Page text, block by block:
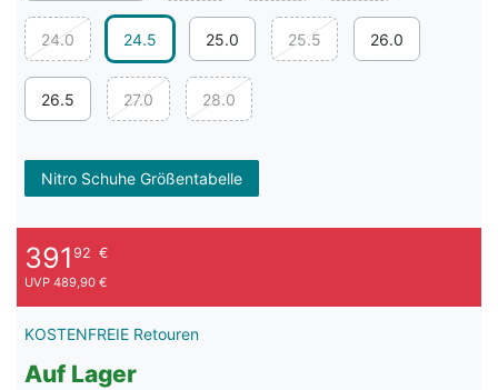
24.0 24.5 25.0 25.5 26.0
26.5 27.0 28.0
Nitro Schuhe Größentabelle
391 92 €
UVP 489,90 €
KOSTENFREIE Retouren
Auf Lager